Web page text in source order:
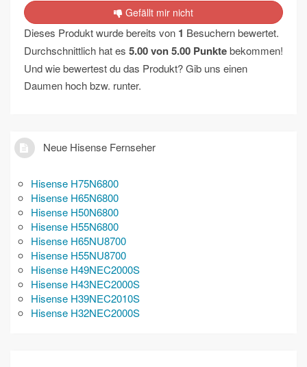
Gefällt mir nicht
Dieses Produkt wurde bereits von 1 Besuchern bewertet.
Durchschnittlich hat es 5.00von5.00 Punktebekommen!
Und wie bewertest du das Produkt? Gib uns einen
Daumen hoch bzw. runter.
Neue Hisense Fernseher
Hisense H75N6800
Hisense H65N6800
Hisense H50N6800
Hisense H55N6800
Hisense H65NU8700
Hisense H55NU8700
Hisense H49NEC2000S
Hisense H43NEC2000S
Hisense H39NEC2010S
Hisense H32NEC2000S